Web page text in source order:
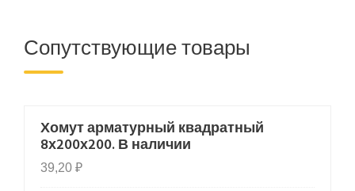
Сопутствующие товары
HOT
Хомут арматурный квадратный
8х200х200. В наличии
39,20 ₽